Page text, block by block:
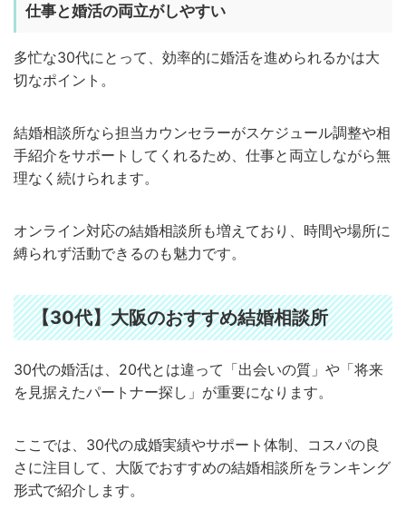
仕事と婚活の両立がしやすい
多忙な30代にとって、効率的に婚活を進められるかは大
切なポイント。
結婚相談所なら担当カウンセラーがスケジュール調整や相
手紹介をサポートしてくれるため、仕事と両立しながら無
理なく続けられます。
オンライン対応の結婚相談所も増えており、時間や場所に
縛られず活動できるのも魅力です。
【30代】大阪のおすすめ結婚相談所
30代の婚活は、20代とは違って「出会いの質」や「将来
を見据えたパートナー探し」が重要になります。
ここでは、30代の成婚実績やサポート体制、コスパの良
さに注目して、大阪でおすすめの結婚相談所をランキング
形式で紹介します。